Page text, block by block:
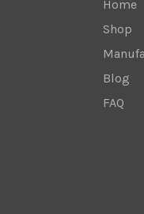
Home
Shop
Blog
FAQ